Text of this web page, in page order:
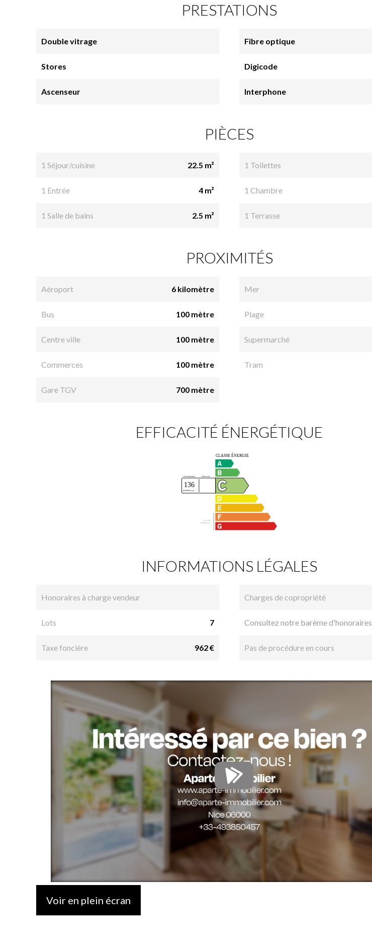
PRESTATIONS
Double vitrage
Stores
Ascenseur
Fibre optique
Digicode
Interphone
PIÈCES
1 Séjour/cuisine 22.5 m²
1 Entrée 4 m²
1 Salle de bains 2.5 m²
1 Toilettes
1 Chambre
1 Terrasse
PROXIMITÉS
Aéroport 6 kilomètre
Bus 100 mètre
Centre ville 100 mètre
Commerces 100 mètre
Gare TGV 700 mètre
Mer
Plage
Supermarché
Tram
EFFICACITÉ ÉNERGÉTIQUE
INFORMATIONS LÉGALES
Honoraires à charge vendeur
Lots 7
Taxe foncière 962 €
Charges de copropriété
Consultez notre barème d'honoraires
Pas de procédure en cours
Voir en plein écran